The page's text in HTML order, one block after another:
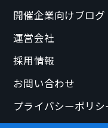
開催企業向けブログ
運営会社
採用情報
お問い合わせ
プライバシーポリシ